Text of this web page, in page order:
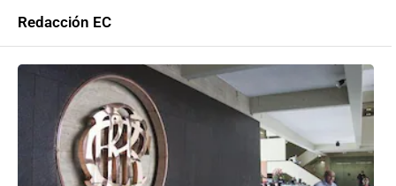
Redacción EC